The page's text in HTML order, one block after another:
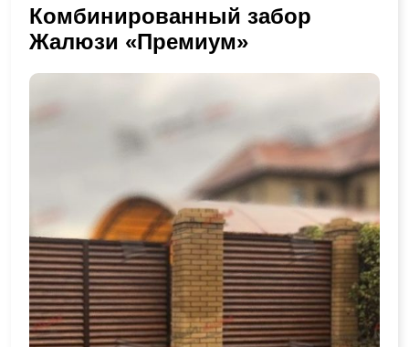
Комбинированный забор
Жалюзи «Премиум»